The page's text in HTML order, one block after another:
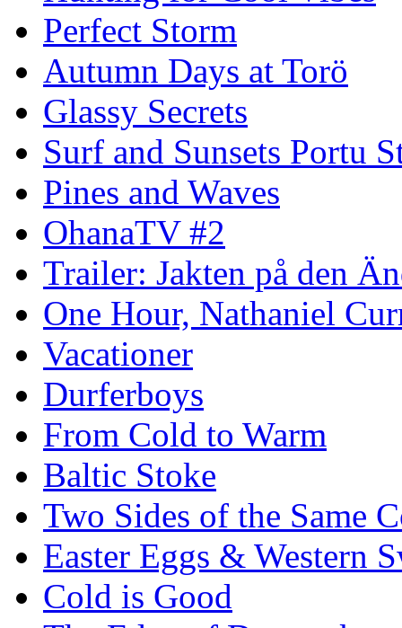
Perfect Storm
Autumn Days at Torö
Glassy Secrets
Surf and Sunsets Portu
Pines and Waves
OhanaTV #2
Trailer: Jakten på den
One Hour, Nathaniel
Vacationer
Durferboys
From Cold to Warm
Baltic Stoke
Two Sides of the Same
Easter Eggs & Western
Cold is Good